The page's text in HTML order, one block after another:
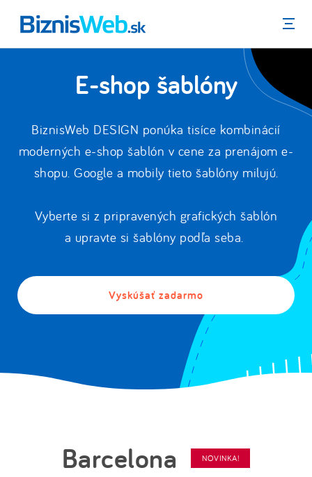
Menu
E-shop šablóny
BiznisWeb DESIGN ponúka tisíce kombinácií
moderných e-shop šablón v cene za prenájom e-
shopu. Google a mobily tieto šablóny milujú.
Vyberte si z pripravených grafických šablón
a upravte si šablóny podľa seba.
Vyskúšať zadarmo
Barcelona NOVINKA!